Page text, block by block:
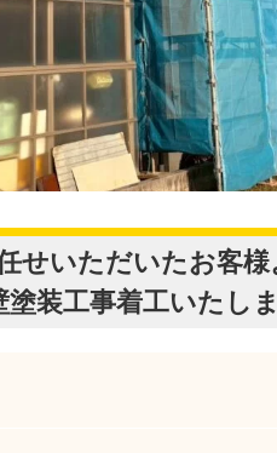
せいただいたお客
装工事着工いたし